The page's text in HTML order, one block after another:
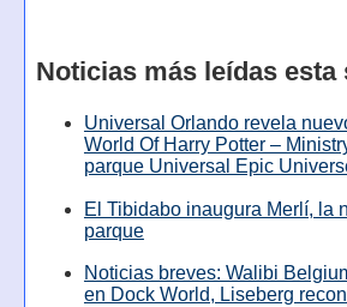
Noticias más leídas esta
Universal Orlando revela
World Of Harry Potter –
parque Universal Epic
El Tibidabo inaugura Merlí, la
parque
Noticias breves: Walibi
en Dock World, Liseberg